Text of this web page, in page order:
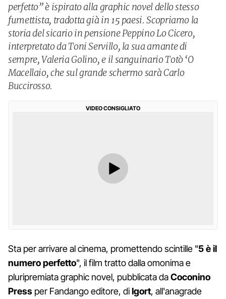
perfetto” è ispirato alla graphic novel dello stesso
fumettista, tradotta già in 15 paesi. Scopriamo la
storia del sicario in pensione Peppino Lo Cicero,
interpretato da Toni Servillo, la sua amante di
sempre, Valeria Golino, e il sanguinario Totò ‘O
Macellaio, che sul grande schermo sarà Carlo
Buccirosso.
VIDEO CONSIGLIATO
Sta per arrivare al cinema, promettendo scintille "5 è il
numero perfetto", il film tratto dalla omonima e
pluripremiata graphic novel, pubblicata daCoconino
Press per Fandango editore, diIgort, all'anagrade